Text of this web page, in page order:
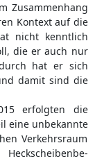
Zusammenhang
Kontext auf die
nicht kenntlich
die er auch nur
hat er sich
damit sind die
erfolgten die
eine unbekannte
Verkehrsraum